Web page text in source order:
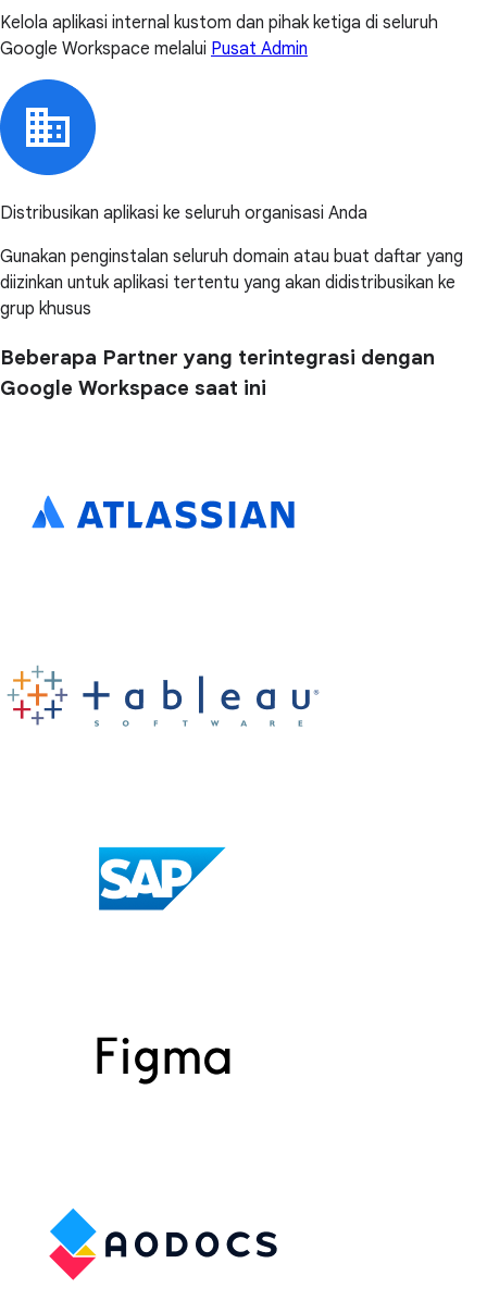
Kelola aplikasi internal kustom dan pihak ketiga di seluruh
Google Workspace melalui Pusat Admin
Distribusikan aplikasi ke seluruh organisasi Anda
Gunakan penginstalan seluruh domain atau buat daftar yang
diizinkan untuk aplikasi tertentu yang akan didistribusikan ke
grup khusus
Beberapa Partner yang terintegrasi dengan
Google Workspace saat ini